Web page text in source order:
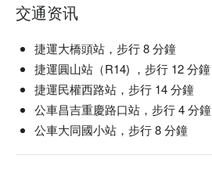
交通资讯
捷運大橋頭站，步行 8 分鐘
捷運圓山站（R14) ，步行 12 分鐘
捷運民權西路站，步行 14 分鐘
公車昌吉重慶路口站，步行 4 分鐘
公車大同國小站，步行 8 分鐘